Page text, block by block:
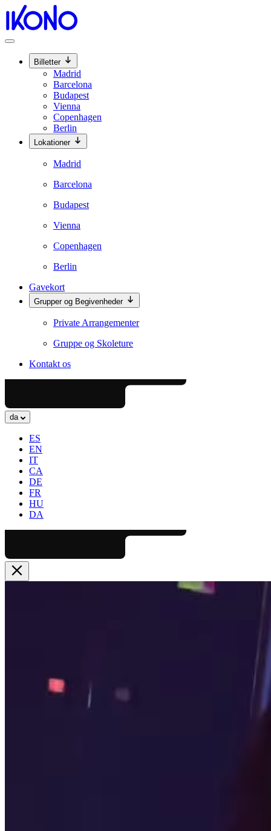
Billetter
Madrid
Barcelona
Budapest
Vienna
Copenhagen
Berlin
Lokationer
Madrid
Barcelona
Budapest
Vienna
Copenhagen
Berlin
Gavekort
Grupper og Begivenheder
Private Arrangementer
Gruppe og Skoleture
Kontakt os
da
ES
EN
IT
CA
DE
FR
HU
DA